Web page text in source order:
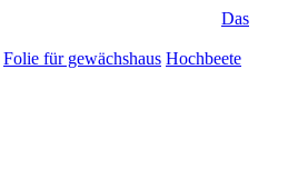
Das
Folie für gewächshaus Hochbeete